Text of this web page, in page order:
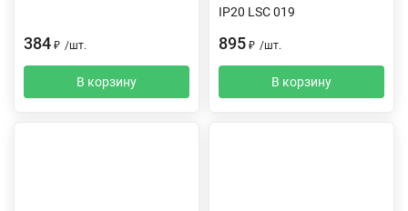
384 ₽ /шт.
В корзину
IP20 LSC 019
895 ₽ /шт.
В корзину